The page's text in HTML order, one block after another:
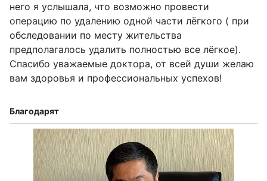
него я услышала, что возможно провести
операцию по удалению одной части лёгкого ( при
обследовании по месту жительства
предполагалось удалить полностью все лёгкое).
Спасибо уважаемые доктора, от всей души желаю
вам здоровья и профессиональных успехов!
Благодарят